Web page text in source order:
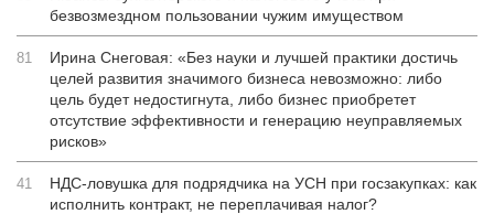
безвозмездном пользовании чужим имуществом
81
Ирина Снеговая: «Без науки и лучшей практики достичь
целей развития значимого бизнеса невозможно: либо
цель будет недостигнута, либо бизнес приобретет
отсутствие эффективности и генерацию неуправляемых
рисков»
41
НДС-ловушка для подрядчика на УСН при госзакупках: как
исполнить контракт, не переплачивая налог?